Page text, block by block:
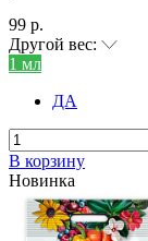
99 р.
Другой вес:
1 мл
ДА
В корзину
Новинка